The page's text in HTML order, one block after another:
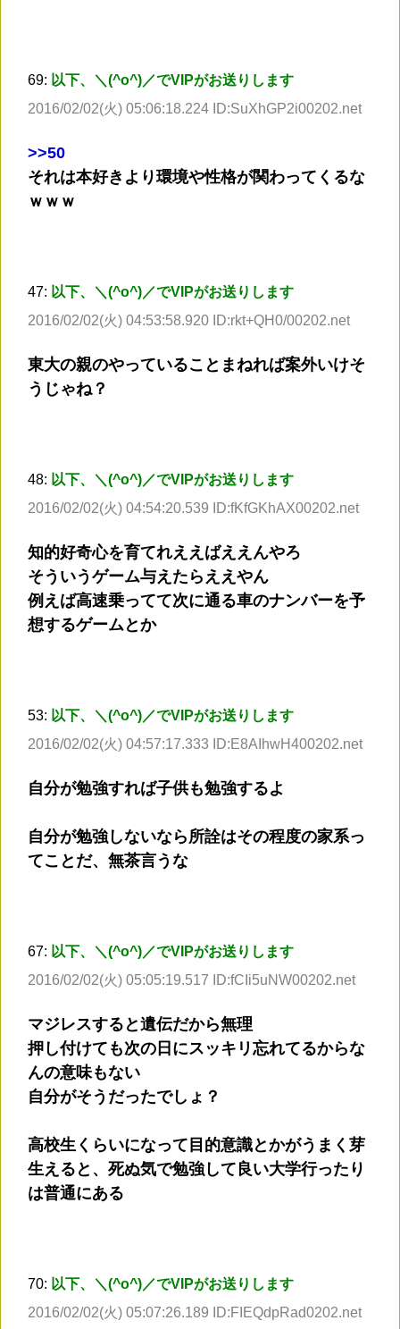
69: 以下、＼(^o^)／でVIPがお送りします
2016/02/02(火) 05:06:18.224 ID:SuXhGP2i00202.net
>>50
それは本好きより環境や性格が関わってくるな
ｗｗｗ
47: 以下、＼(^o^)／でVIPがお送りします
2016/02/02(火) 04:53:58.920 ID:rkt+QH0/00202.net
東大の親のやっていることまねれば案外いけそ
うじゃね？
48: 以下、＼(^o^)／でVIPがお送りします
2016/02/02(火) 04:54:20.539 ID:fKfGKhAX00202.net
知的好奇心を育てれええばええんやろ
そういうゲーム与えたらええやん
例えば高速乗ってて次に通る車のナンバーを予
想するゲームとか
53: 以下、＼(^o^)／でVIPがお送りします
2016/02/02(火) 04:57:17.333 ID:E8AIhwH400202.net
自分が勉強すれば子供も勉強するよ
自分が勉強しないなら所詮はその程度の家系っ
てことだ、無茶言うな
67: 以下、＼(^o^)／でVIPがお送りします
2016/02/02(火) 05:05:19.517 ID:fCIi5uNW00202.net
マジレスすると遺伝だから無理
押し付けても次の日にスッキリ忘れてるからな
んの意味もない
自分がそうだったでしょ？
高校生くらいになって目的意識とかがうまく芽
生えると、死ぬ気で勉強して良い大学行ったり
は普通にある
70: 以下、＼(^o^)／でVIPがお送りします
2016/02/02(火) 05:07:26.189 ID:FIEQdpRad0202.net